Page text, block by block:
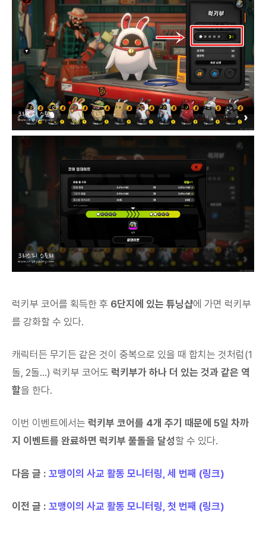
럭키부 코어를 획득한 후 6단지에 있는 튜닝샵에 가면 럭키부
를 강화할 수 있다.
캐릭터든 무기든 같은 것이 중복으로 있을 때 합치는 것처럼(1
돌, 2돌...) 럭키부 코어도 럭키부가 하나 더 있는 것과 같은 역
할을 한다.
이번 이벤트에서는 럭키부 코어를 4개 주기 때문에 5일 차까
지 이벤트를 완료하면 럭키부 풀돌을 달성할 수 있다.
다음 글 : 꼬맹이의 사교 활동 모니터링, 세 번째 (링크)
이전 글 : 꼬맹이의 사교 활동 모니터링, 첫 번째 (링크)